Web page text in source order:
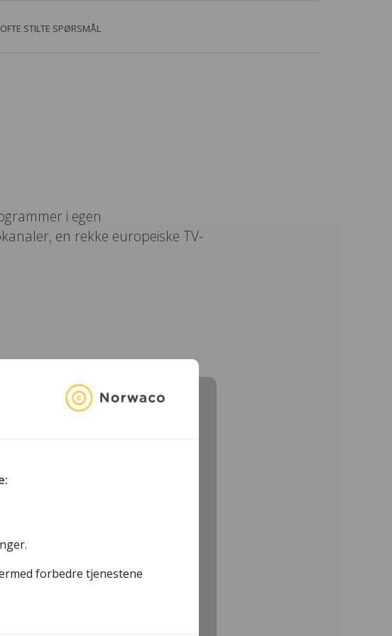
forbedre tjenestene
OFTE STILTE SPØRSMÅL
i egen
en rekke europeiske TV-